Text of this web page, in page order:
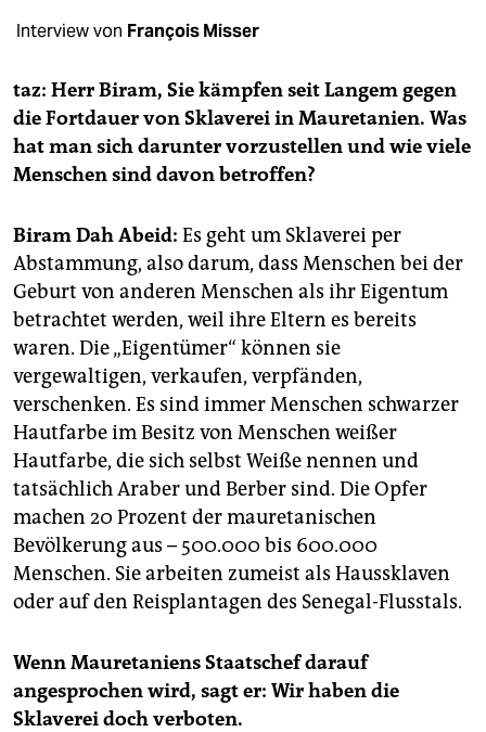
fragen & hilfe
unterstützen
abo
genossenschaft
Interview von François Misser
taz: Herr Biram, Sie kämpfen seit Langem gegen
die Fortdauer von Sklaverei in Mauretanien. Was
hat man sich darunter vorzustellen und wie viele
Menschen sind davon betroffen?
Biram Dah Abeid: Es geht um Sklaverei per
Abstammung, also darum, dass Menschen bei der
Geburt von anderen Menschen als ihr Eigentum
betrachtet werden, weil ihre Eltern es bereits
waren. Die „Eigentümer“ können sie
vergewaltigen, verkaufen, verpfänden,
verschenken. Es sind immer Menschen schwarzer
Hautfarbe im Besitz von Menschen weißer
Hautfarbe, die sich selbst Weiße nennen und
tatsächlich Araber und Berber sind. Die Opfer
machen 20 Prozent der mauretanischen
Bevölkerung aus – 500.000 bis 600.000
Menschen. Sie arbeiten zumeist als Haussklaven
oder auf den Reisplantagen des Senegal-Flusstals.
Wenn Mauretaniens Staatschef darauf
angesprochen wird, sagt er: Wir haben die
Sklaverei doch verboten.